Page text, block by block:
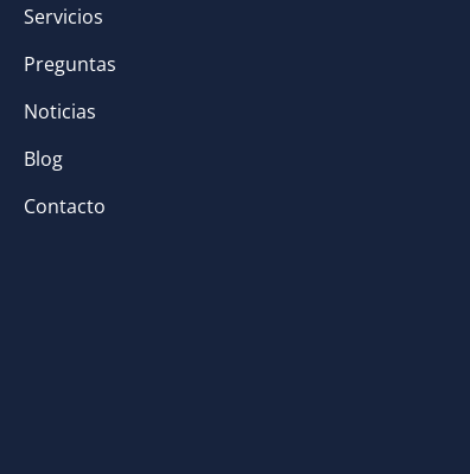
Servicios
Preguntas
Noticias
Blog
Contacto